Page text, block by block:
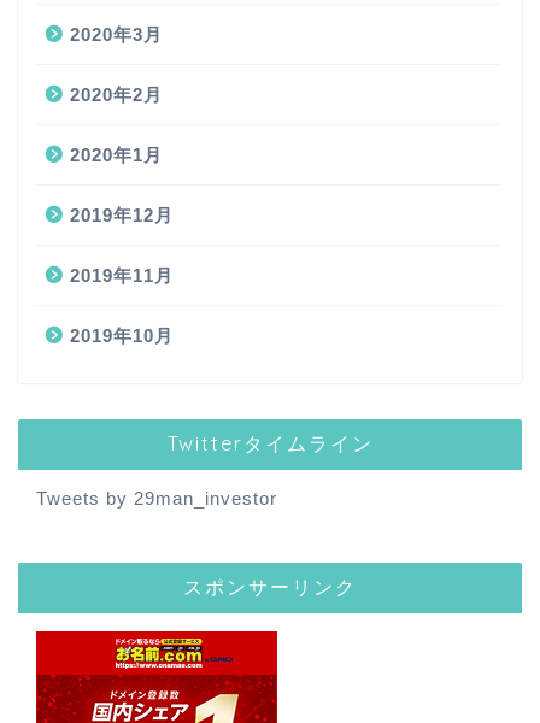
2020年3月
2020年2月
2020年1月
2019年12月
2019年11月
2019年10月
Twitterタイムライン
Tweets by 29man_investor
スポンサーリンク